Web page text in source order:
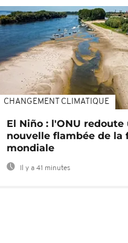
CHANGEMENT CLIMATIQUE
El Niño : l'ONU redoute
nouvelle flambée de la
mondiale
Il y a 41 minutes